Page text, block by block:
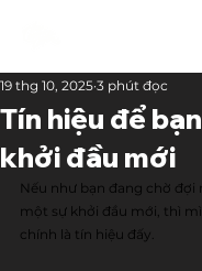
Tín hiệu để
khởi đầu mới
19 thg 10, 2025 3 phút đọc
Nếu như bạn đang chờ đợi
một sự khởi đầu mới, thì
chính là tín hiệu đấy.